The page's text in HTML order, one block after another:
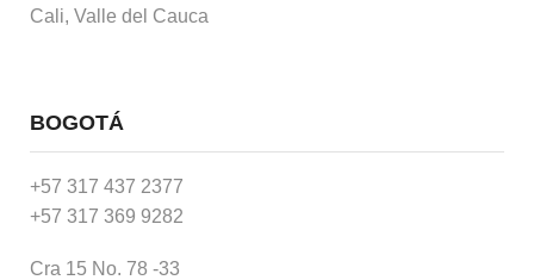
Cali, Valle del Cauca
BOGOTÁ
+57 317 437 2377
+57 317 369 9282
Cra 15 No. 78 -33